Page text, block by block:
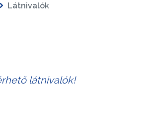
Látnivalók
látnivalók!